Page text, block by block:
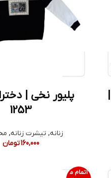
پلیور نخی |
1253
زنانه, تیشرت زنانه,
160,000تومان
اتمام م